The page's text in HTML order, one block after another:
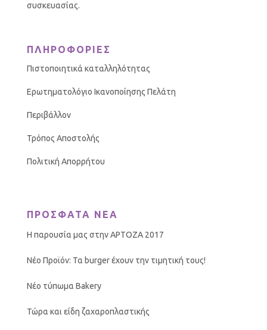
συσκευασίας.
ΠΛΗΡΟΦΟΡΙΕΣ
Πιστοποιητικά καταλληλότητας
Ερωτηματολόγιο Ικανοποίησης Πελάτη
Περιβάλλον
Τρόπος Αποστολής
Πολιτική Απορρήτου
ΠΡΟΣΦΑΤΑ ΝΕΑ
Η παρουσία μας στην ΑΡΤΟΖΑ 2017
Νέο Προϊόν: Τα burger έχουν την τιμητική τους!
Νέο τύπωμα Bakery
Τώρα και είδη ζαχαροπλαστικής